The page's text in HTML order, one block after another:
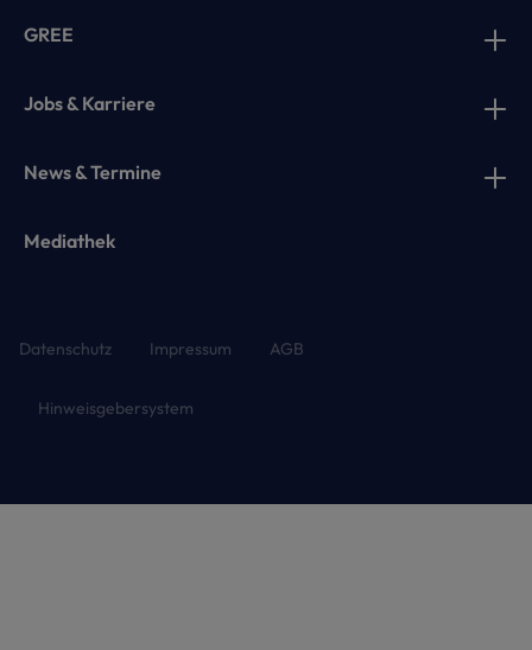
GREE
Jobs & Karriere
News & Termine
Mediathek
Datenschutz Impressum AGB
Hinweisgebersystem